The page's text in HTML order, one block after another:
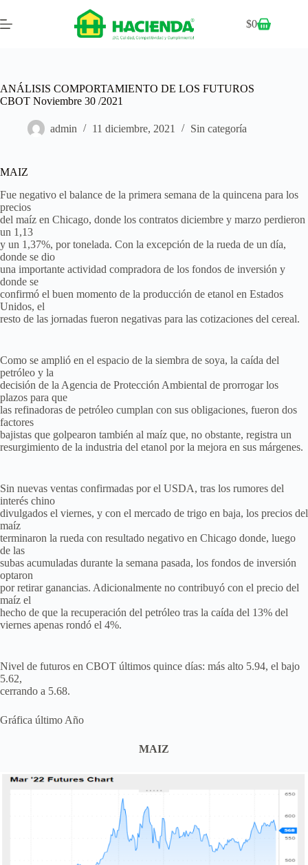
$0
ANÁLISIS COMPORTAMIENTO DE LOS FUTUROS
CBOT Noviembre 30 /2021
admin 11 diciembre, 2021 Sin categoría
MAIZ
Fue negativo el balance de la primera semana de la quincena para los
precios
del maíz en Chicago, donde los contratos diciembre y marzo perdieron
un 1,13
y un 1,37%, por tonelada. Con la excepción de la rueda de un día,
donde se dio
una importante actividad compradora de los fondos de inversión y
donde se
confirmó el buen momento de la producción de etanol en Estados
Unidos, el
resto de las jornadas fueron negativas para las cotizaciones del cereal.
Como se amplió en el espacio de la siembra de soya, la caída del
petróleo y la
decisión de la Agencia de Protección Ambiental de prorrogar los
plazos para que
las refinadoras de petróleo cumplan con sus obligaciones, fueron dos
factores
bajistas que golpearon también al maíz que, no obstante, registra un
resurgimiento de la industria del etanol por la mejora en sus márgenes.
Sin nuevas ventas confirmadas por el USDA, tras los rumores del
interés chino
divulgados el viernes, y con el mercado de trigo en baja, los precios del
maíz
terminaron la rueda con resultado negativo en Chicago donde, luego
de las
subas acumuladas durante la semana pasada, los fondos de inversión
optaron
por retirar ganancias. Adicionalmente no contribuyó con el precio del
maíz el
hecho de que la recuperación del petróleo tras la caída del 13% del
viernes apenas rondó el 4%.
Nivel de futuros en CBOT últimos quince días: más alto 5.94, el bajo
5.62,
cerrando a 5.68.
Gráfica último Año
MAIZ